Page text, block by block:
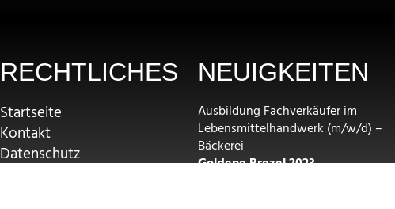
RECHTLICHES
Startseite
Kontakt
Datenschutz
NEUIGKEITEN
Ausbildung Fachverkäufer im
Lebensmittelhandwerk (m/w/d) –
Bäckerei
Goldene Brezel 2023